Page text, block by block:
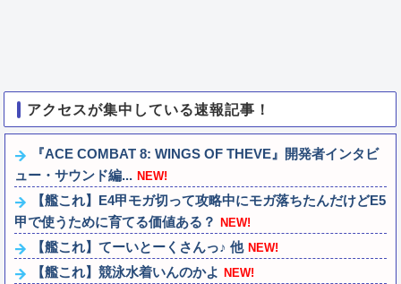
アクセスが集中している速報記事！
『ACE COMBAT 8: WINGS OF THEVE』開発者インタビ
ュー・サウンド編... NEW!
【艦これ】E4甲モガ切って攻略中にモガ落ちたんだけどE5
甲で使うために育てる価値ある？
NEW!
【艦これ】てーいとーくさんっ♪ 他 NEW!
【艦これ】競泳水着いんのかよ NEW!